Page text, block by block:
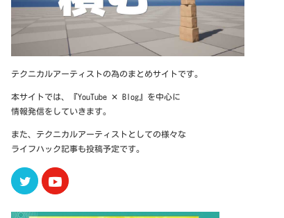
テクニカルアーティストの為のまとめサイトです。
本サイトでは、『YouTube ✕ Blog』を中心に
情報発信をしていきます。
また、テクニカルアーティストとしての様々な
ライフハック記事も投稿予定です。
Twitter